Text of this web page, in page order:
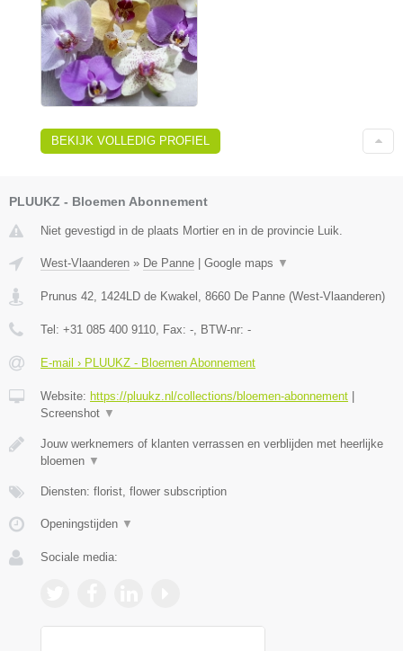
BEKIJK VOLLEDIG PROFIEL
PLUUKZ - Bloemen Abonnement
Niet gevestigd in de plaats Mortier en in de provincie Luik.
West-Vlaanderen » De Panne Google maps ▼
Prunus 42, 1424LD de Kwakel , 8660 De Panne (West-Vlaanderen)
Tel: +31 085 400 9110, Fax: -, BTW-nr: -
E-mail › PLUUKZ - Bloemen Abonnement
Website: https://pluukz.nl/collections/bloemen-abonnement
Screenshot ▼
Jouw werknemers of klanten verrassen en verblijden met heerlijke
bloemen ▼
Diensten: florist, flower subscription
Openingstijden ▼
Sociale media: